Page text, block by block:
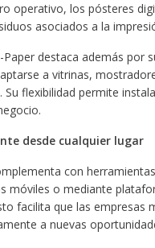
operativo, los pósteres
asociados a la
Paper destaca además por
a vitrinas,
Su flexibilidad permite
desde cualquier lugar
con
móviles o mediante
facilita que las empresas
a nuevas